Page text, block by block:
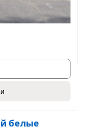
белые